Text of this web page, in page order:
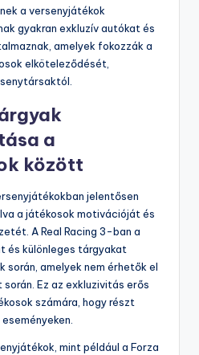
a versenyjátékok
gyakran exkluzív autókat és
amelyek fokozzák a
elköteleződését,
a
között
jelentősen
a játékosok motivációját és
A Real Racing 3-ban a
és különleges tárgyakat
során, amelyek nem érhetők el
Ez az exkluzivitás erős
számára, hogy részt
mint például a Forza